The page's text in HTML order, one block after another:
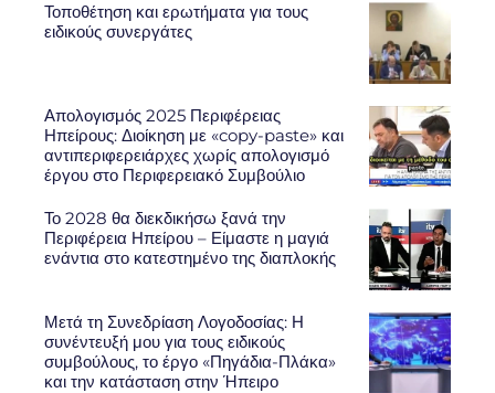
Τοποθέτηση και ερωτήματα για τους
ειδικούς συνεργάτες
Απολογισμός 2025 Περιφέρειας
Ηπείρους: Διοίκηση με «copy-paste» και
αντιπεριφερειάρχες χωρίς απολογισμό
έργου στο Περιφερειακό Συμβούλιο
Το 2028 θα διεκδικήσω ξανά την
Περιφέρεια Ηπείρου – Είμαστε η μαγιά
ενάντια στο κατεστημένο της διαπλοκής
Μετά τη Συνεδρίαση Λογοδοσίας: Η
συνέντευξή μου για τους ειδικούς
συμβούλους, το έργο «Πηγάδια-Πλάκα»
και την κατάσταση στην Ήπειρο